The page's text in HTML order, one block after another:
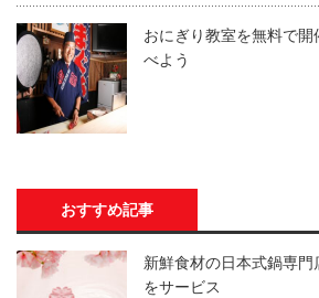
おにぎり教室を無料で
べよう
おすすめ記事
新鮮食材の日本式鍋専門
をサービス